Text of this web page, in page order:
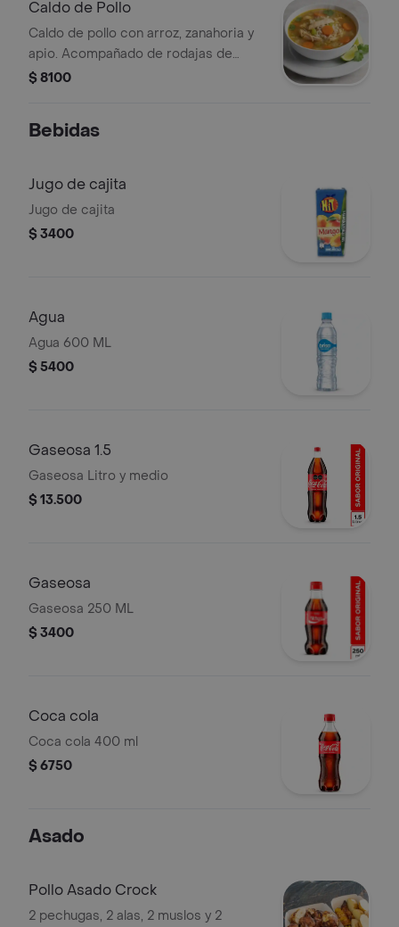
Caldo de Pollo
Caldo de pollo con arroz, zanahoria y
apio. Acompañado de rodajas de
limón y cilantro fresco.
$ 8100
Bebidas
Jugo de cajita
Jugo de cajita
$ 3400
Agua
Agua 600 ML
$ 5400
Gaseosa 1.5
Gaseosa Litro y medio
$ 13.500
Gaseosa
Gaseosa 250 ML
$ 3400
Coca cola
Coca cola 400 ml
$ 6750
Asado
Pollo Asado Crock
2 pechugas, 2 alas, 2 muslos y 2